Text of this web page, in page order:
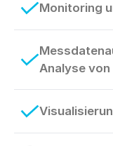
Monitoring
Analyse